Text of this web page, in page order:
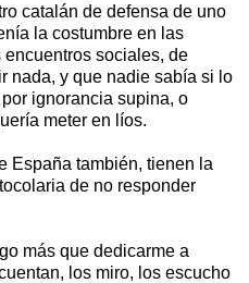
catalán de defensa de uno
la costumbre en las
sociales, de
nada, y que nadie sabía si lo
ignorancia supina, o
meter en líos.
España también, tienen la
de no responder
más que dedicarme a
los miro, los escucho